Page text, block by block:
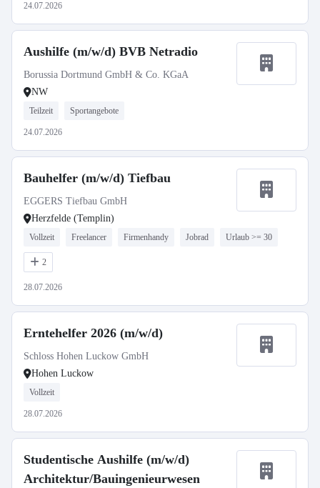
24.07.2026
Aushilfe (m/w/d) BVB Netradio
Borussia Dortmund GmbH & Co. KGaA
NW
Teilzeit Sportangebote
24.07.2026
Bauhelfer (m/w/d) Tiefbau
EGGERS Tiefbau GmbH
Herzfelde (Templin)
Vollzeit Freelancer Firmenhandy Jobrad Urlaub >= 30
2
28.07.2026
Erntehelfer 2026 (m/w/d)
Schloss Hohen Luckow GmbH
Hohen Luckow
Vollzeit
28.07.2026
Studentische Aushilfe (m/w/d)
Architektur/Bauingenieurwesen